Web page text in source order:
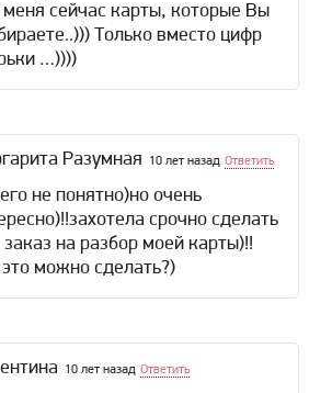
сейчас карты, которые Вы
Только вместо цифр
…))))
Разумная 10 лет назад Ответить
не понятно)но очень
срочно сделать
на разбор моей карты)!!
можно сделать?)
10 лет назад Ответить